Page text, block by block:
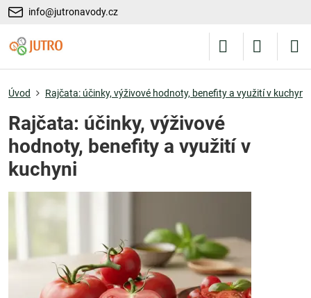
info@jutronavody.cz
Úvod Rajčata: účinky, výživové hodnoty, benefity a využití v kuchyni
Rajčata: účinky, výživové
hodnoty, benefity a využití v
kuchyni